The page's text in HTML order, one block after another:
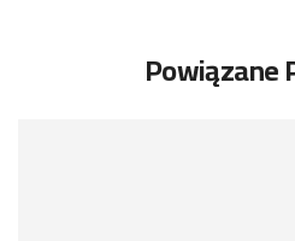
Powiązane